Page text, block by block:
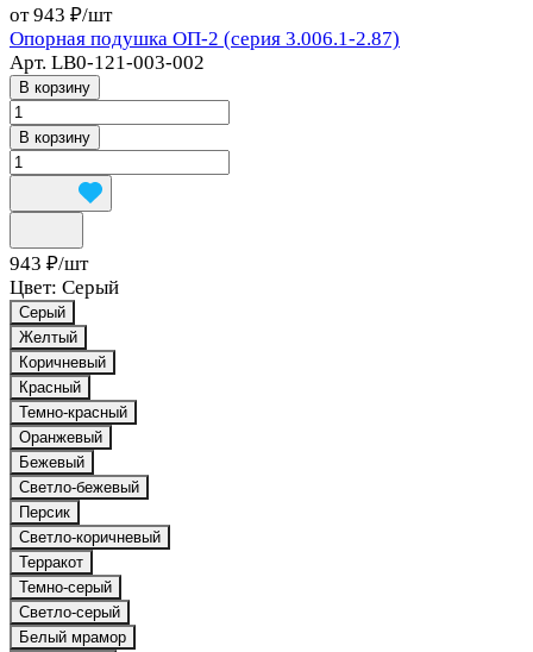
от 943 ₽/шт
Опорная подушка ОП-2 (серия 3.006.1-2.87)
Арт. LB0-121-003-002
В корзину
В корзину
943 ₽/шт
Цвет: Серый
Серый
Желтый
Коричневый
Красный
Темно-красный
Оранжевый
Бежевый
Светло-бежевый
Персик
Светло-коричневый
Терракот
Темно-серый
Светло-серый
Белый мрамор